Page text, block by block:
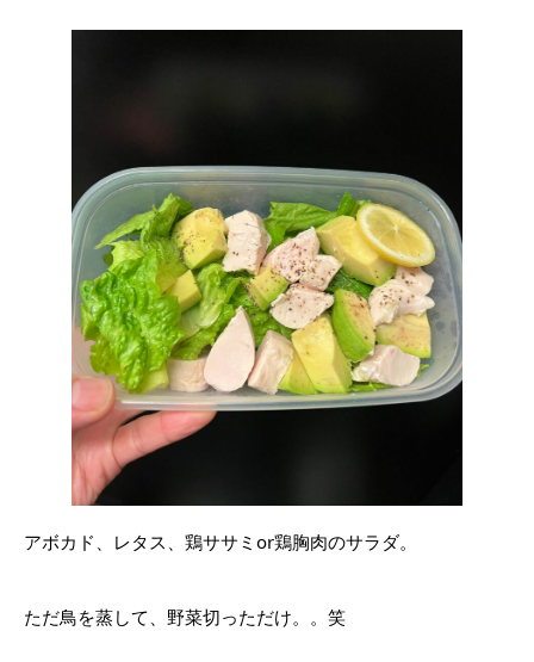
アボカド、レタス、鶏ササミor鶏胸肉のサラダ。
ただ鳥を蒸して、野菜切っただけ。。笑